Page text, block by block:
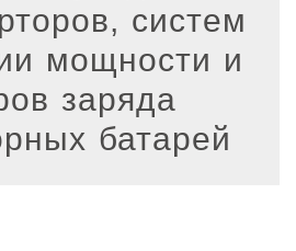
систем
мощности и
заряда
батарей